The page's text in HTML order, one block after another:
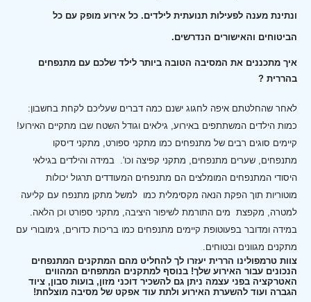
ונתינת מענה לפעילות תנועתית לילדים. כל אירוע מופק עם כל
הביטוחים והאישורים הנדרשים.
איך מתכננים את המסיבה הטובה ביותר לילד שלכם עם מתנפחים
בהררית ?
לאחר שהחלטתם איפה לחגוג ישנם כמה דברים שעליכם לקחת בחשבון:
כמות הילדים המשתתפים באירוע, גילאים וגודל השטח שבו מתקיים האירוע!
קיימים סוגים רבים של מתנפחים כמו מתקני ספורט, מתקני דיסקו
מתנפחים, שערים מתנפחים, מתקני קפיצה וכו'. במידה והילדים בגילאי
היסודי המתנפחים המומלצים הם מתנפחים המעודדים תרגול יכולות
מוטוריות תוך הפקת הנאה מקסימלית כמו למשל מתקן מתנפח עם קליעה
למטרה, מקפצת מים התורמת לשיפור היציבה, מתקני ספורט וכן הלאה.
במידה ומדובר בפעוטופת קיימים מתנפחים כמו בריכות כדורים, גימובורי עם
מתקנים מגוונים ובטוחים.
צוות טרמפולינו הררית יעזרו לך להחליט מהם המתקנים המתנפחים
הנכונים עבור האירוע שלך! בנוסף למתקנים המתפחים המהווים
האטרקציה בפני עצמה ניתן גם להשכיר דוכני מזון, בועות סבון, ציוד
הגברה ועוד להשערת האירוע ולתת עוד אפקט של מסיבה מוצלחת!